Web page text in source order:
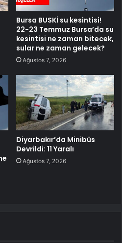
Bursa BUSKİ su kesintisi!
22-23 Temmuz Bursa’da su
kesintisi ne zaman bitecek,
sular ne zaman gelecek?
Ağustos 7, 2026
Diyarbakır’da Minibüs
Devrildi: 11 Yaralı
Ağustos 7, 2026